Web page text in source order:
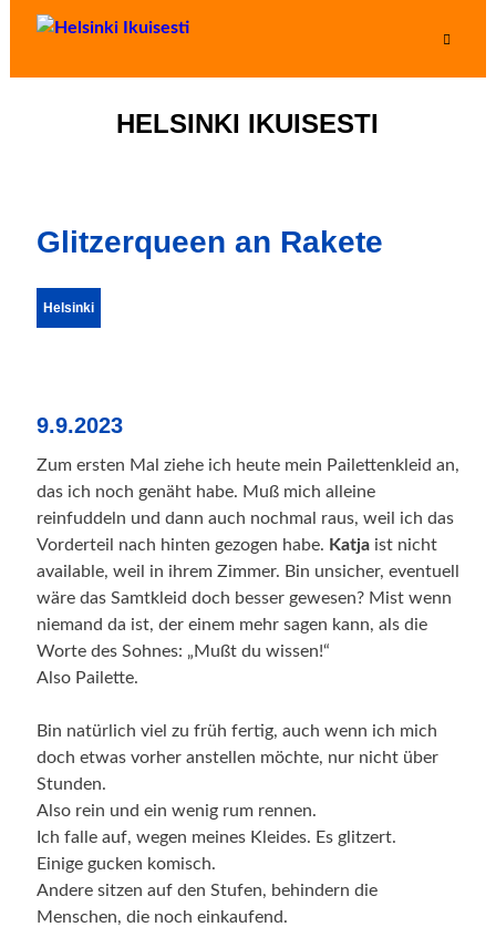
HELSINKI IKUISESTI
Glitzerqueen an Rakete
Helsinki
9.9.2023
Zum ersten Mal ziehe ich heute mein Pailettenkleid an,
das ich noch genäht habe. Muß mich alleine
reinfuddeln und dann auch nochmal raus, weil ich das
Vorderteil nach hinten gezogen habe. Katjaist nicht
available, weil in ihrem Zimmer. Bin unsicher, eventuell
wäre das Samtkleid doch besser gewesen? Mist wenn
niemand da ist, der einem mehr sagen kann, als die
Worte des Sohnes: „Mußt du wissen!“
Also Pailette.
Bin natürlich viel zu früh fertig, auch wenn ich mich
doch etwas vorher anstellen möchte, nur nicht über
Stunden.
Also rein und ein wenig rum rennen.
Ich falle auf, wegen meines Kleides. Es glitzert.
Einige gucken komisch.
Andere sitzen auf den Stufen, behindern die
Menschen, die noch einkaufend.